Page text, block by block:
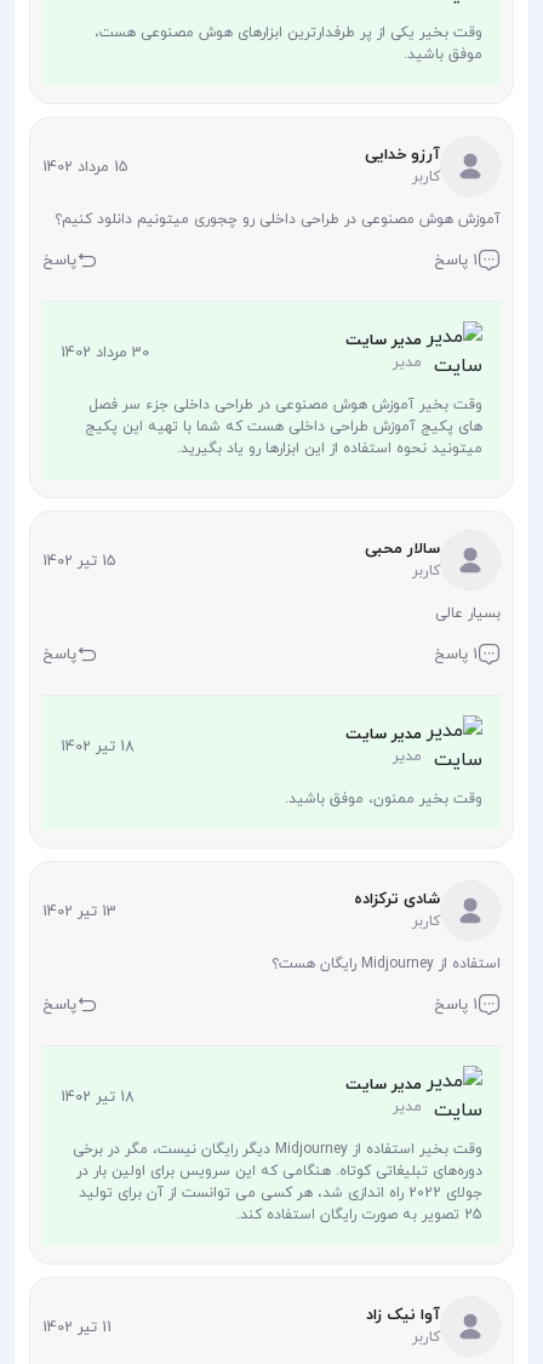
وقت بخیر یکی از پر طرفدارترین ابزارهای هوش مصنوعی هست،
موفق باشید.
آرزو خدایی
کاربر 15 مرداد 1402
آموزش هوش مصنوعی در طراحی داخلی رو چجوری میتونیم دانلود کنیم؟
1 پاسخ پاسخ
مدیر سایت
مدیر 30 مرداد 1402
وقت بخیر آموزش هوش مصنوعی در طراحی داخلی جزء سر فصل
های پکیج آموزش طراحی داخلی هست که شما با تهیه این پکیج
میتونید نحوه استفاده از این ابزارها رو یاد بگیرید.
سالار محبی
کاربر 15 تیر 1402
بسیار عالی
1 پاسخ پاسخ
مدیر سایت
مدیر 18 تیر 1402
وقت بخیر ممنون، موفق باشید.
شادی ترکزاده
کاربر 13 تیر 1402
استفاده از Midjourney رایگان هست؟
1 پاسخ پاسخ
مدیر سایت
مدیر 18 تیر 1402
وقت بخیر استفاده از Midjourney دیگر رایگان نیست، مگر در برخی
دوره‌های تبلیغاتی کوتاه. هنگامی که این سرویس برای اولین بار در
جولای 2022 راه اندازی شد، هر کسی می توانست از آن برای تولید
25 تصویر به صورت رایگان استفاده کند.
آوا نیک زاد
کاربر 11 تیر 1402